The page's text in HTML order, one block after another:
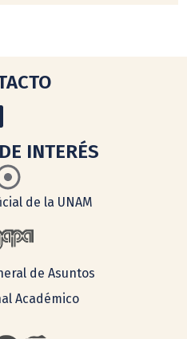
INTERÉS
de la UNAM
de Asuntos
Académico